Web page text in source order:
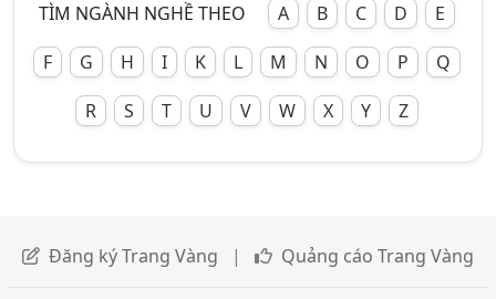
TÌM NGÀNH NGHỀ THEO A B C D
E
F
G H I K L M N O P
Q
R
S T U V W X Y Z
Đăng ký Trang Vàng | Quảng cáo Trang Vàng